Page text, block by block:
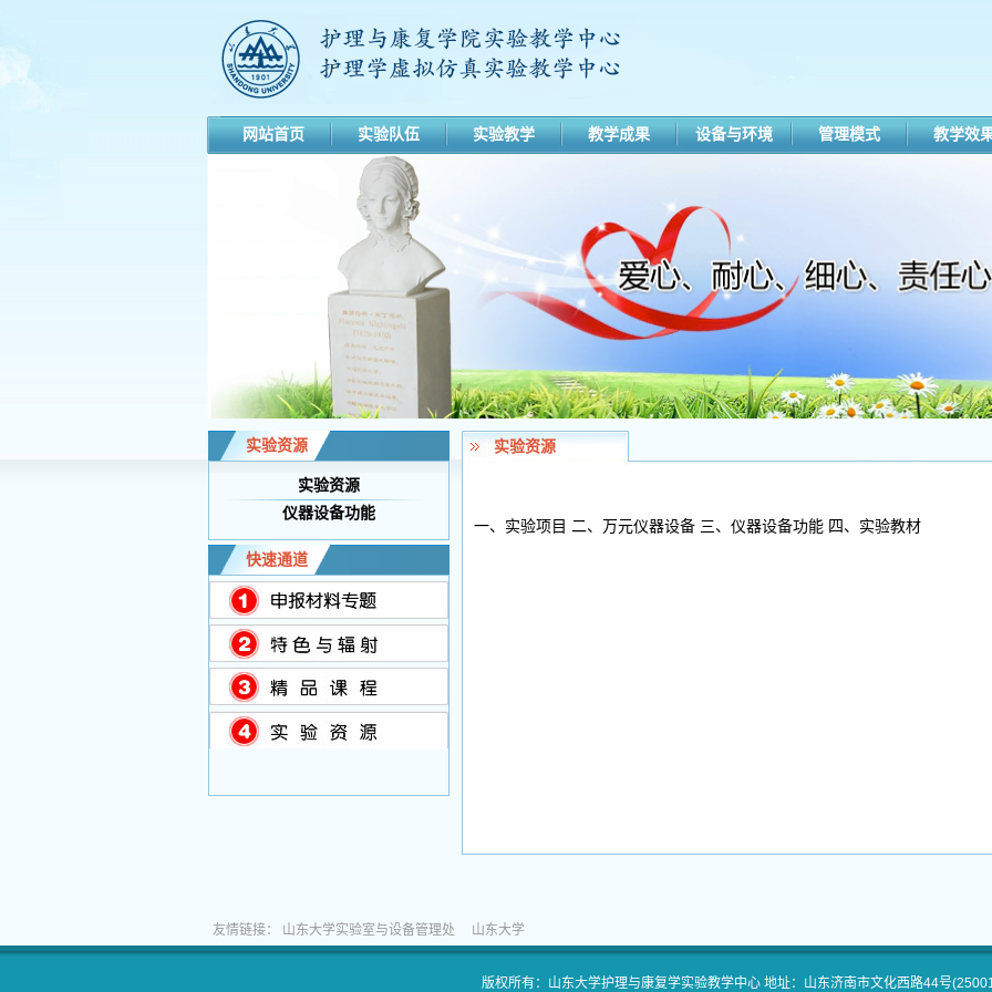
网站首页 实验队伍 实验教学 教学成果 设备与环境 管理模式 教学效
实验资源
一、实验项目 二、万元仪器设备 三、仪器设备功能 四、实验教材
实验资源
实验资源
仪器设备功能
快速通道
友情链接： 山东大学实验室与设备管理处 山东大学
版权所有：山东大学护理与康复学实验教学中心 地址：山东济南市文化西路44号